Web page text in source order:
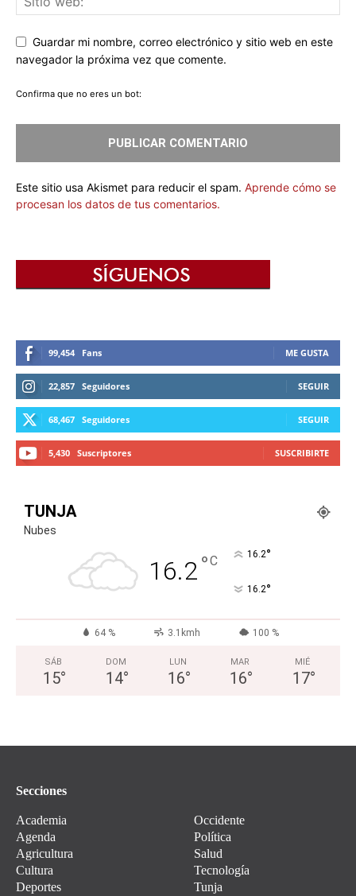
Guardar mi nombre, correo electrónico y sitio web en este
navegador la próxima vez que comente.
Confirma que no eres un bot:
Este sitio usa Akismet para reducir el spam. Aprende cómo se
procesan los datos de tus comentarios.
99,454 Fans ME GUSTA
22,857 Seguidores SEGUIR
68,467 Seguidores SEGUIR
5,430 Suscriptores SUSCRIBIRTE
TUNJA
Nubes
16.2°C 16.2°
16.2°
64 % 3.1kmh 100 %
SÁB
15°
DOM
14°
LUN
16°
MAR
16°
MIÉ
17°
Secciones
Academia
Agenda
Agricultura
Cultura
Deportes
Occidente
Política
Salud
Tecnología
Tunja